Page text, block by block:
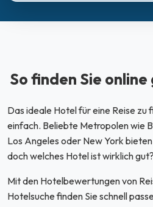
So finden Sie
Das ideale Hotel für eine Reise zu
einfach. Beliebte Metropolen wie
Los Angeles oder New York
doch welches Hotel ist wirklich gut?
Mit den Hotelbewertungen von
Hotelsuche finden Sie schnell